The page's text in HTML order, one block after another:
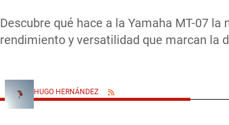
Descubre qué hace a la Yamaha MT-07
rendimiento y versatilidad que marcan la
HUGO HERNÁNDEZ